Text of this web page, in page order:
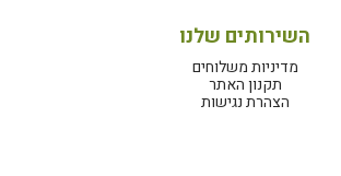
השירותים שלנו
מדיניות משלוחים
תקנון האתר
הצהרת נגישות